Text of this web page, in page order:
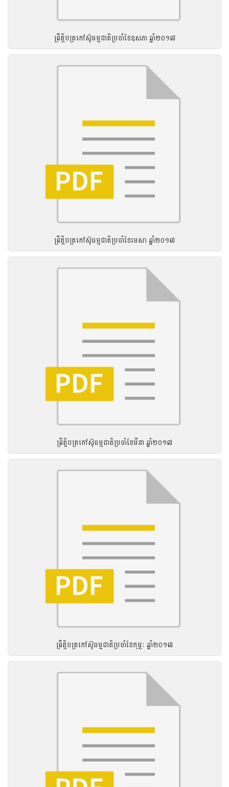
ព្រឹត្តិបត្រកៅស៊ូធម្មជាតិប្រចាំខែឧសភា ឆ្នាំ២០១៧
ព្រឹត្តិបត្រកៅស៊ូធម្មជាតិប្រចាំខែមេសា ឆ្នាំ២០១៧
ព្រឹត្តិបត្រកៅស៊ូធម្មជាតិប្រចាំខែមីនា ឆ្នាំ២០១៧
ព្រឹត្តិបត្រកៅស៊ូធម្មជាតិប្រចាំខែកុម្ភៈ ឆ្នាំ២០១៧